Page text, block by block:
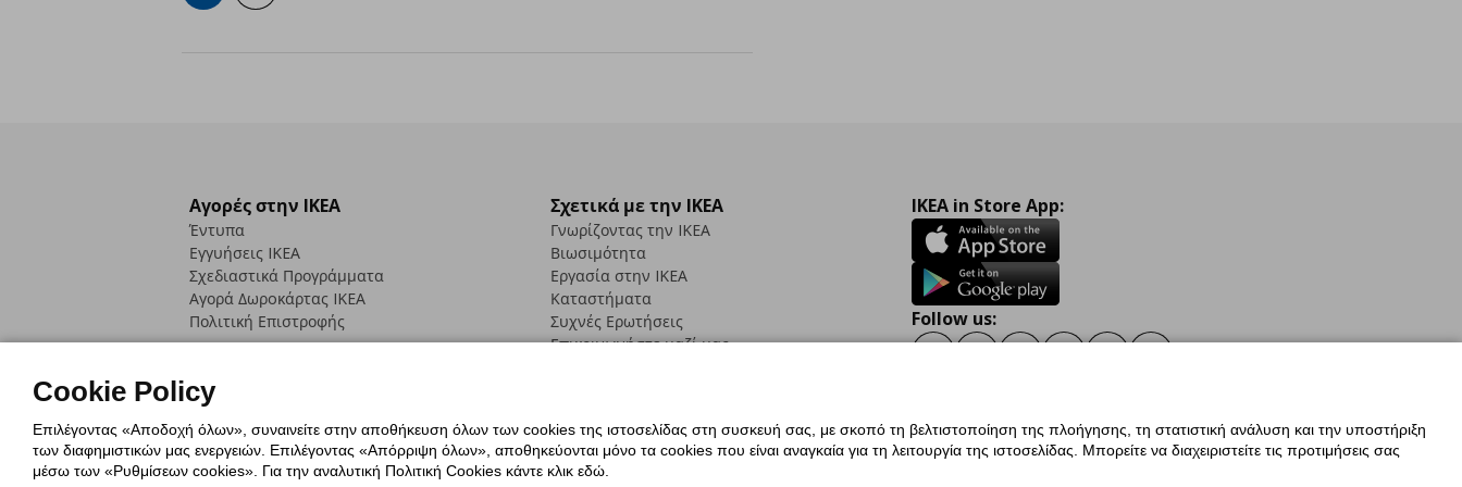
Αγορές στην IKEA
Έντυπα
Εγγυήσεις IKEA
Σχεδιαστικά Προγράμματα
Αγορά Δωρoκάρτας IKEA
Πολιτική Επιστροφής
Σχετικά με την IKEA
Γνωρίζοντας την IKEA
Βιωσιμότητα
Εργασία στην IKEA
Καταστήματα
Συχνές Ερωτήσεις
Επικοινωνήστε μαζί μας
IKEA in Store App:
Follow us:
Πολιτική Cookies Δήλωση ψηφιακής προσβασιμότητας
Γενική Πολιτική Προσωπικών Δεδομένων
Cookie Policy
Επιλέγοντας «Αποδοχή όλων», συναινείτε στην αποθήκευση όλων των cookies της ιστοσελίδας στη συσκευή σας, με σκοπό τη βελτιστοποίηση της πλοήγησης, τη στατιστική ανάλυση και την υποστήριξη
των διαφημιστικών μας ενεργειών. Επιλέγοντας «Απόρριψη όλων», αποθηκεύονται μόνο τα cookies που είναι αναγκαία για τη λειτουργία της ιστοσελίδας. Μπορείτε να διαχειριστείτε τις προτιμήσεις σας
μέσω των «Ρυθμίσεων cookies». Για την αναλυτική Πολιτική Cookies κάντε κλικ εδώ.